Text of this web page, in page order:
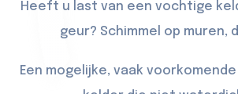
Heeft u last van een vochtige
geur? Schimmel op muren,
Een mogelijke, vaak